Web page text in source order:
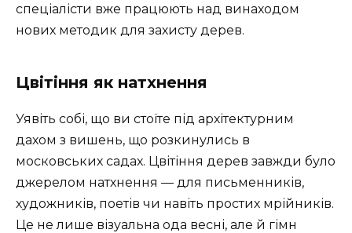
спеціалісти вже працюють над винаходом
нових методик для захисту дерев.
Цвітіння як натхнення
Уявіть собі, що ви стоїте під архітектурним
дахом з вишень, що розкинулись в
московських садах. Цвітіння дерев завжди було
джерелом натхнення — для письменників,
художників, поетів чи навіть простих мрійників.
Це не лише візуальна ода весні, але й гімн